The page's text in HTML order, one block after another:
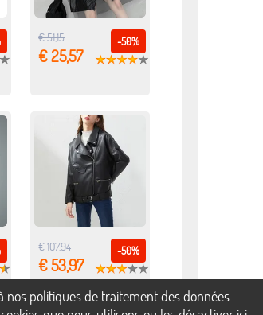
-50%
€ 51,15
€ 25,57
-50%
€ 107,94
€ 53,97
nos politiques de traitement des données